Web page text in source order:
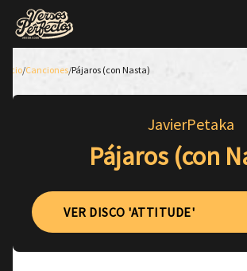
Inicio/Canciones/Pájaros (con Nasta)
JavierPetaka
Pájaros (con
VER DISCO 'ATTITUDE'